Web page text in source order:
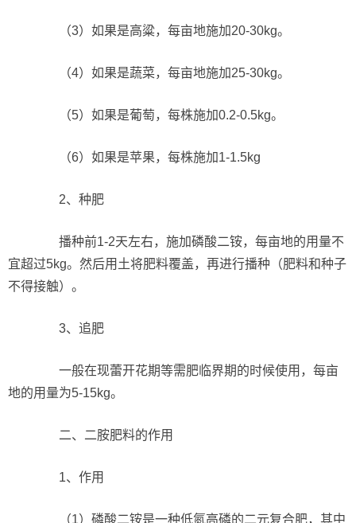
（3）如果是高粱，每亩地施加20-30kg。
（4）如果是蔬菜，每亩地施加25-30kg。
（5）如果是葡萄，每株施加0.2-0.5kg。
（6）如果是苹果，每株施加1-1.5kg
2、种肥
播种前1-2天左右，施加磷酸二铵，每亩地的用量不
宜超过5kg。然后用土将肥料覆盖，再进行播种（肥料和种子
不得接触）。
3、追肥
一般在现蕾开花期等需肥临界期的时候使用，每亩
地的用量为5-15kg。
二、二胺肥料的作用
1、作用
（1）磷酸二铵是一种低氮高磷的二元复合肥，其中